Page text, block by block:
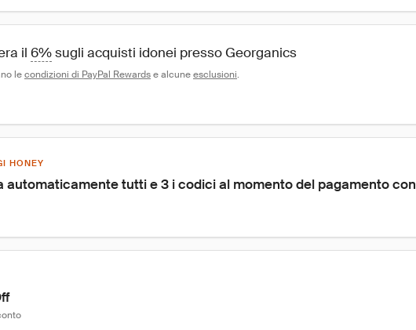
il 6% sugli acquisti idonei presso Georganics
le condizioni di PayPal Rewards e alcune esclusioni.
HONEY
automaticamente tutti e 3 i codici al momento del pagamento con